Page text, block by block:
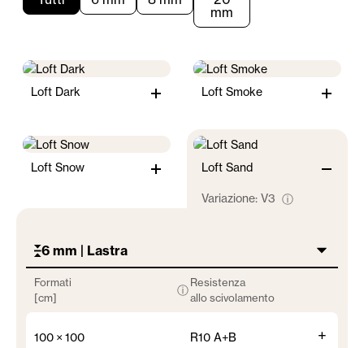
mm
Loft Dark Loft Smoke
Loft Snow Loft Sand
Variazione: V3 ⓘ
6 mm | Lastra
Formati
[cm]
Resistenza
allo scivolamento
ⓘ
100 × 100 R10 A+B +